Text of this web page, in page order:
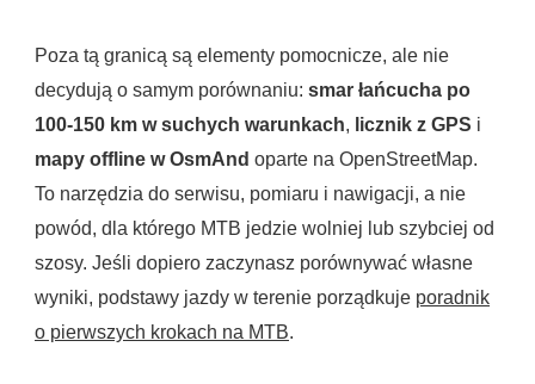
Poza tą granicą są elementy pomocnicze, ale nie
decydują o samym porównaniu: smar łańcucha po
100-150 km w suchych warunkach, licznik z GPS i
mapy offline w OsmAnd oparte na OpenStreetMap.
To narzędzia do serwisu, pomiaru i nawigacji, a nie
powód, dla którego MTB jedzie wolniej lub szybciej od
szosy. Jeśli dopiero zaczynasz porównywać własne
wyniki, podstawy jazdy w terenie porządkuje poradnik
o pierwszych krokach na MTB.